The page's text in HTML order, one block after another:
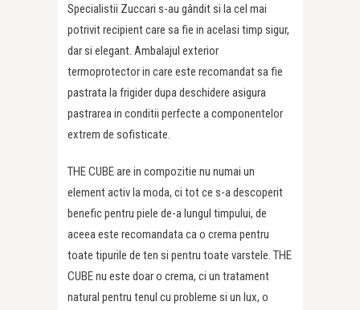
Specialistii Zuccari s-au gândit si la cel mai
potrivit recipient care sa fie in acelasi timp sigur,
dar si elegant. Ambalajul exterior
termoprotector in care este recomandat sa fie
pastrata la frigider dupa deschidere asigura
pastrarea in conditii perfecte a componentelor
extrem de sofisticate.
THE CUBE are in compozitie nu numai un
element activ la moda, ci tot ce s-a descoperit
benefic pentru piele de-a lungul timpului, de
aceea este recomandata ca o crema pentru
toate tipurile de ten si pentru toate varstele. THE
CUBE nu este doar o crema, ci un tratament
natural pentru tenul cu probleme si un lux, o